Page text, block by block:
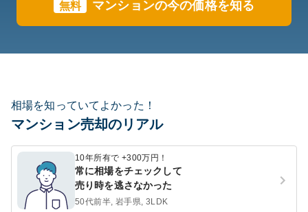
無料 マンションの今の価格を知る
相場を知っていてよかった！
マンション売却のリアル
10年所有で +300万円！
常に相場をチェックして
売り時を逃さなかった
50代前半, 岩手県, 3LDK